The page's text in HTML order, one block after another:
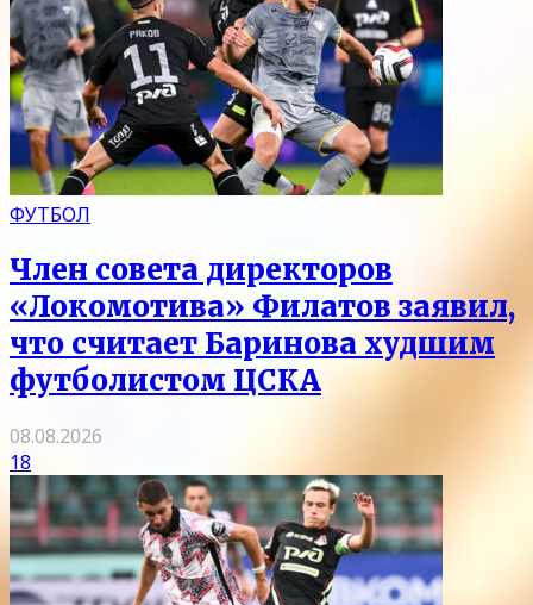
ФУТБОЛ
Член совета директоров
«Локомотива» Филатов заявил,
что считает Баринова худшим
футболистом ЦСКА
08.08.2026
18